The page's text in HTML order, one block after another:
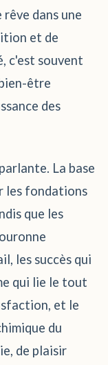
dans une
et de
c'est souvent
être
des
La base
les fondations
que les
les succès qui
qui lie le tout
et le
du
de plaisir